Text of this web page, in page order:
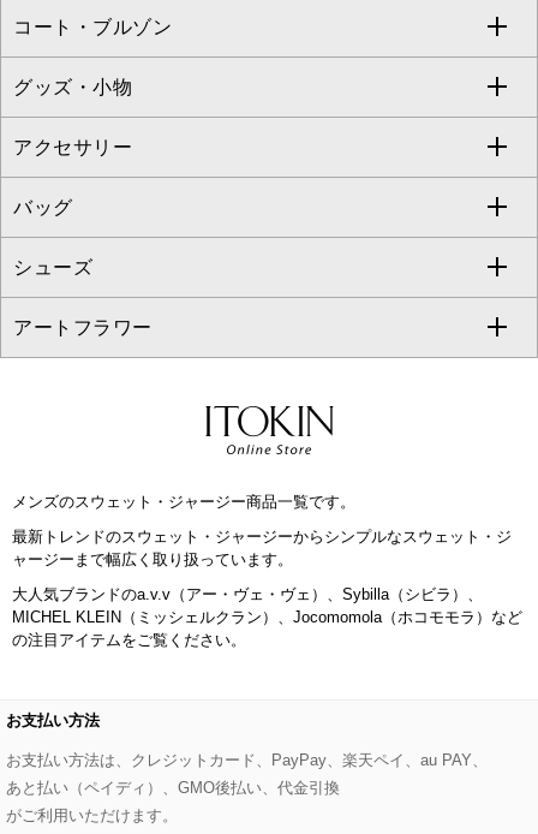
MK MICHEL KLEIN BAG
HIROKO KOSHINO
re:edition project 165
HIROKO BIS
HIROKO BIS GRANDE
カーディガン
アンサンブルセット
ベスト・ジレ
パーカー
タンクトップ・キャミソール
スウェット・ジャージー
チュニック
ジャンパースカート
その他のワンピース・ドレス
クロップド・半端丈パンツ
ガウチョ・ワイドパンツ
ハーフ・ショート丈パンツ
サロペット・オールインワン
その他のパンツ
ロング・マキシ丈スカート
ひざ丈スカート
ミモレ丈スカート
ショート・ミニ丈スカート
その他のスカート
すべてのジャケット・スーツ
テーラードジャケット
ノーカラージャケット
セットアップ
セットアップジャケット
セットアップパンツ
セットアップワンピース
その他のジャケット・スーツ
コート・ブルゾン
すべてのコート・ブルゾン
トレンチコート
ピーコート
ダッフルコート
チェスターコート
ノーカラーコート
ライダースジャケット
デニムジャケット
その他のコート・ブルゾン
グッズ・小物
すべてのグッズ・小物
マスク
ストール・マフラー・スヌード
ベルト・サスペンダー
財布・名刺入れ・ケース
ハンカチ・バンダナ
手袋
ネクタイ
ポーチ
アクセサリー
すべてのアクセサリー
ネックレス
ピアス・イヤリング
ブローチ・コサージュ
その他のアクセサリー
バッグ
すべてのバッグ
トートバッグ
クラッチバッグ
バックパック・リュック
ボディバッグ・メッセンジャーバッグ
ビジネスバッグ
その他のバッグ
シューズ
すべてのシューズ
ブーツ・ブーティー
フラットシューズ
ローファー
サンダル・ミュール
その他のシューズ
アートフラワー
オーキッド・胡蝶蘭
カサブランカ・カラー
ラナンキュラス
グリーン
その他のアートフラワー
メンズのスウェット・ジャージー商品一覧です。
最新トレンドのスウェット・ジャージーからシンプルなスウェット・ジ
ャージーまで幅広く取り扱っています。
大人気ブランドのa.v.v（アー・ヴェ・ヴェ）、Sybilla（シビラ）、
MICHEL KLEIN（ミッシェルクラン）、Jocomomola（ホコモモラ）など
の注目アイテムをご覧ください。
お支払い方法
お支払い方法は、クレジットカード、PayPay、楽天ペイ、au PAY、
あと払い（ペイディ）、GMO後払い、代金引換
がご利用いただけます。